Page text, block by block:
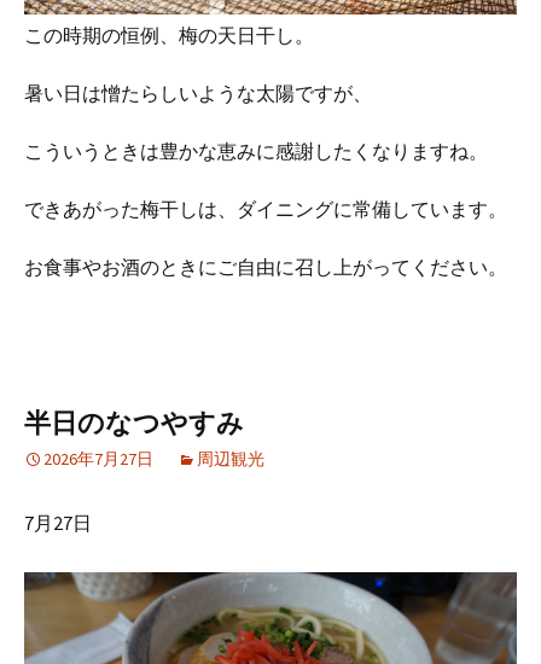
この時期の恒例、梅の天日干し。
暑い日は憎たらしいような太陽ですが、
こういうときは豊かな恵みに感謝したくなりますね。
できあがった梅干しは、ダイニングに常備しています。
お食事やお酒のときにご自由に召し上がってください。
半日のなつやすみ
2026年7月27日 周辺観光
7月27日